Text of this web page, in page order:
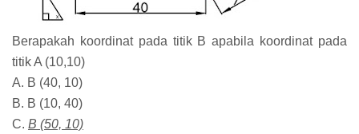
Berapakah koordinat pada titik B apabila koordinat pada
titik A (10,10)
A. B (40, 10)
B. B (10, 40)
C. B (50, 10)